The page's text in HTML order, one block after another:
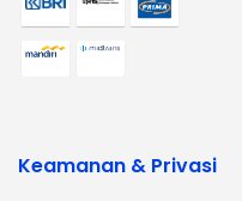
Keamanan & Privasi